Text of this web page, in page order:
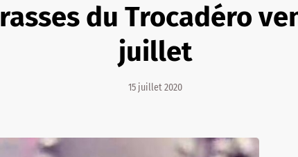
du Trocadéro
juillet
15 juillet 2020